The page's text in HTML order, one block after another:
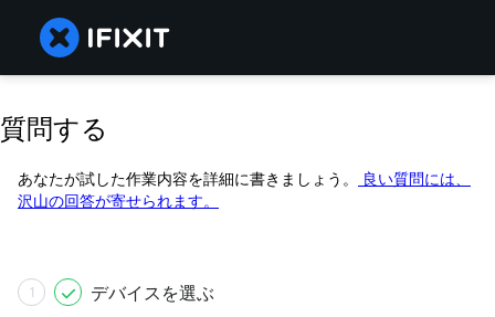
質問する
あなたが試した作業内容を詳細に書きましょう。
良い質問には、
沢山の回答が寄せられます。
1 デバイスを選ぶ